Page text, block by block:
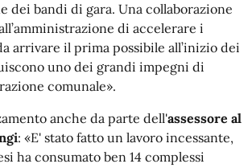
dei bandi di gara. Una collaborazione
di accelerare i
arrivare il prima possibile all’inizio dei
uno dei grandi impegni di
comunale».
anche da parte dell'assessore al
: «E' stato fatto un lavoro incessante,
ha consumato ben 14 complessi